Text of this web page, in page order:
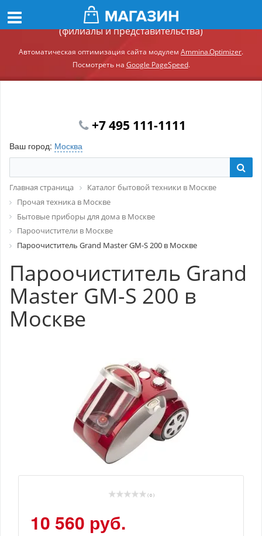
Демонстрационный сайт модуля Ammina.Регионы
(филиалы и представительства)
Автоматическая оптимизация сайта модулем Ammina.Optimizer.
Посмотреть на Google PageSpeed.
+7 495 111-1111
Ваш город: Москва
Главная страница
Каталог бытовой техники в Москве
Прочая техника в Москве
Бытовые приборы для дома в Москве
Пароочистители в Москве
Пароочиститель Grand Master GM-S 200 в Москве
Пароочиститель Grand
Master GM-S 200 в
Москве
( 0 )
10 560 руб.